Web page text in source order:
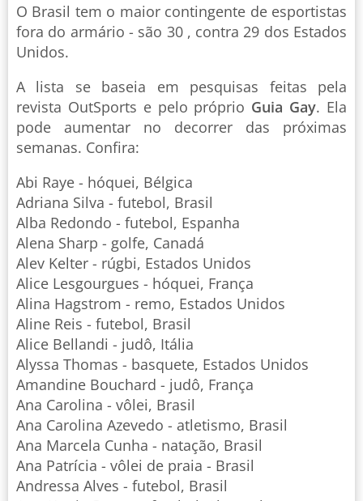
O Brasil tem o maior contingente de esportistas
fora do armário - são 30 , contra 29 dos Estados
Unidos.
A lista se baseia em pesquisas feitas pela
revista OutSports e pelo próprio Guia Gay. Ela
pode aumentar no decorrer das próximas
semanas. Confira:
Abi Raye - hóquei, Bélgica
Adriana Silva - futebol, Brasil
Alba Redondo - futebol, Espanha
Alena Sharp - golfe, Canadá
Alev Kelter - rúgbi, Estados Unidos
Alice Lesgourgues - hóquei, França
Alina Hagstrom - remo, Estados Unidos
Aline Reis - futebol, Brasil
Alice Bellandi - judô, Itália
Alyssa Thomas - basquete, Estados Unidos
Amandine Bouchard - judô, França
Ana Carolina - vôlei, Brasil
Ana Carolina Azevedo - atletismo, Brasil
Ana Marcela Cunha - natação, Brasil
Ana Patrícia - vôlei de praia - Brasil
Andressa Alves - futebol, Brasil